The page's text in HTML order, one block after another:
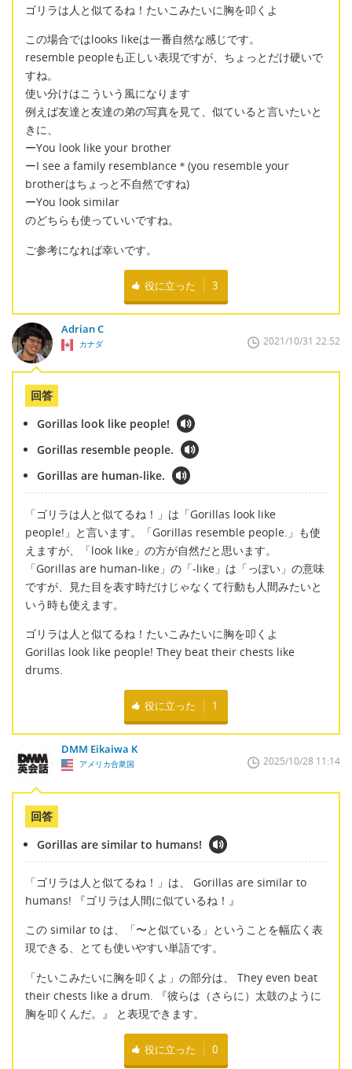
ゴリラは人と似てるね！たいこみたいに胸を叩くよ
この場合ではlooks likeは一番自然な感じです。
resemble peopleも正しい表現ですが、ちょっとだけ硬いで
すね。
使い分けはこういう風になります
例えば友達と友達の弟の写真を見て、似ていると言いたいと
きに、
ーYou look like your brother
ーI see a family resemblance＊(you resemble your
brotherはちょっと不自然ですね)
ーYou look similar
のどちらも使っていいですね。
ご参考になれば幸いです。
役に立った 3
Adrian C
カナダ 2021/10/31 22:52
回答
Gorillas look like people!
Gorillas resemble people.
Gorillas are human-like.
「ゴリラは人と似てるね！」は「Gorillas look like
people!」と言います。「Gorillas resemble people.」も使
えますが、「look like」の方が自然だと思います。
「Gorillas are human-like」の「-like」は「っぽい」の意味
ですが、見た目を表す時だけじゃなくて行動も人間みたいと
いう時も使えます。
ゴリラは人と似てるね！たいこみたいに胸を叩くよ
Gorillas look like people! They beat their chests like
drums.
役に立った 1
DMM Eikaiwa K
アメリカ合衆国 2025/10/28 11:14
回答
Gorillas are similar to humans!
「ゴリラは人と似てるね！」は、 Gorillas are similar to
humans! 『ゴリラは人間に似ているね！』
この similar to は、「〜と似ている」ということを幅広く表
現できる、とても使いやすい単語です。
「たいこみたいに胸を叩くよ」の部分は、 They even beat
their chests like a drum. 『彼らは（さらに）太鼓のように
胸を叩くんだ。』 と表現できます。
役に立った 0